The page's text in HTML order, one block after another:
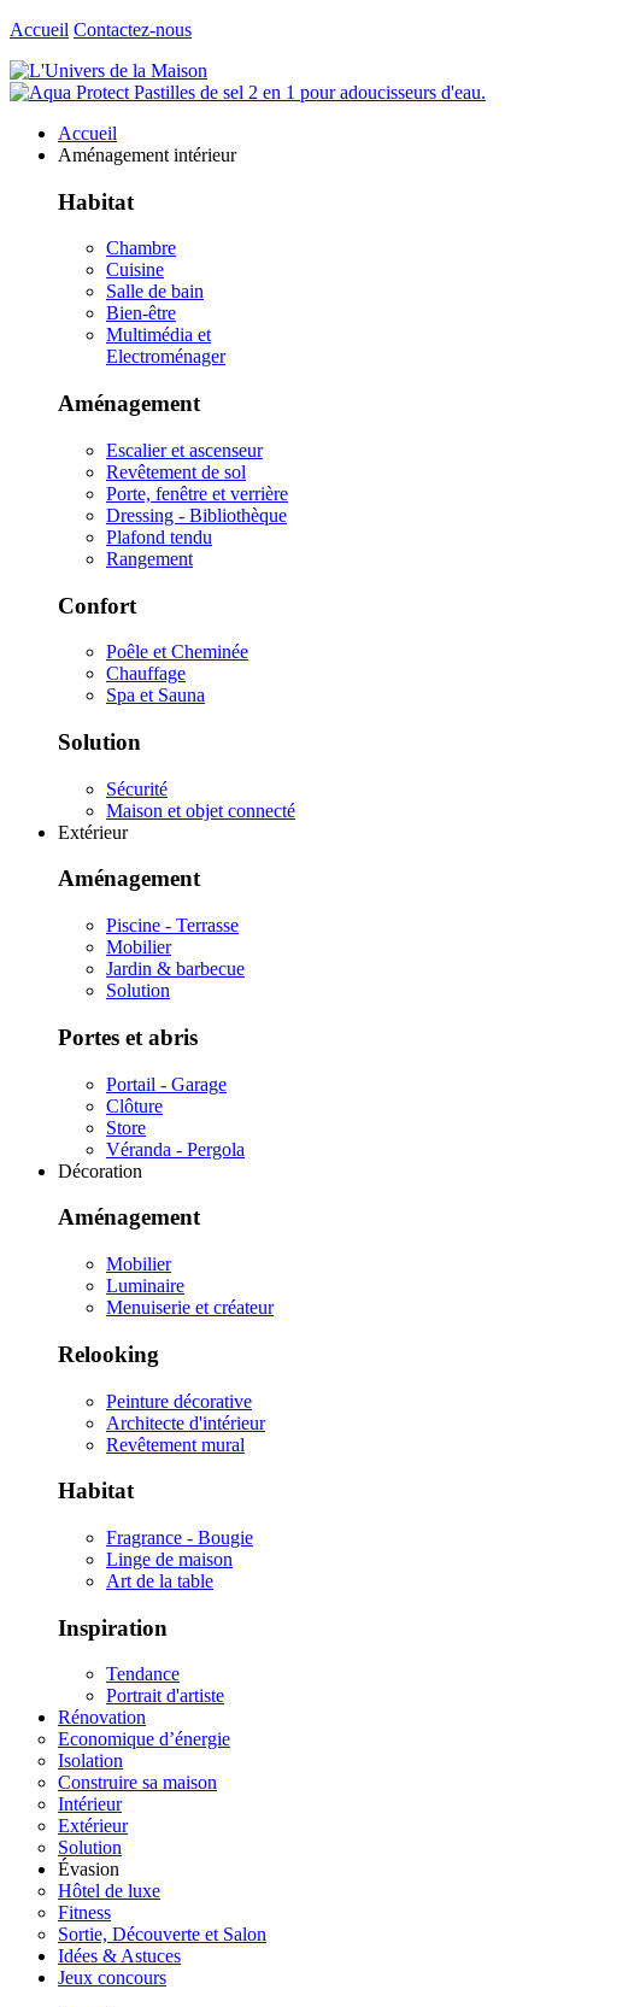
Accueil Contactez-nous
Accueil
Aménagement intérieur
Habitat
Chambre
Cuisine
Salle de bain
Bien-être
Multimédia et
Electroménager
Aménagement
Escalier et ascenseur
Revêtement de sol
Porte, fenêtre et verrière
Dressing - Bibliothèque
Plafond tendu
Rangement
Confort
Poêle et Cheminée
Chauffage
Spa et Sauna
Solution
Sécurité
Maison et objet connecté
Extérieur
Aménagement
Piscine - Terrasse
Mobilier
Jardin & barbecue
Solution
Portes et abris
Portail - Garage
Clôture
Store
Véranda - Pergola
Décoration
Aménagement
Mobilier
Luminaire
Menuiserie et créateur
Relooking
Peinture décorative
Architecte d'intérieur
Revêtement mural
Habitat
Fragrance - Bougie
Linge de maison
Art de la table
Inspiration
Tendance
Portrait d'artiste
Rénovation
Economique d’énergie
Isolation
Construire sa maison
Intérieur
Extérieur
Solution
Évasion
Hôtel de luxe
Fitness
Sortie, Découverte et Salon
Idées & Astuces
Jeux concours